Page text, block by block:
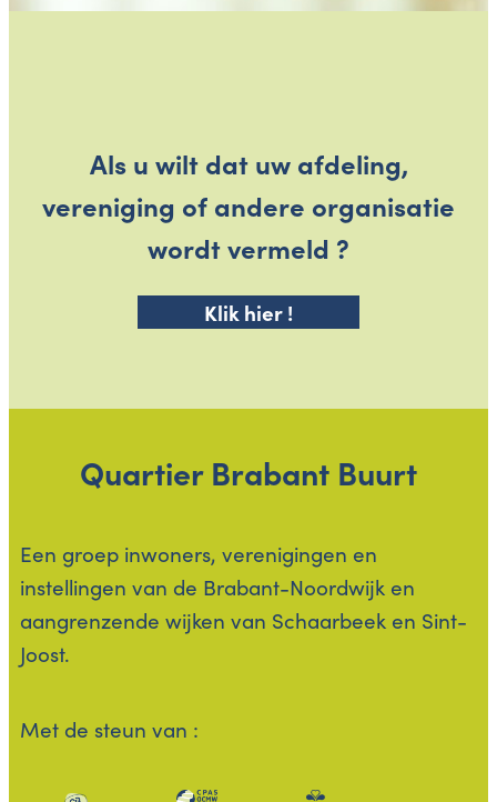
Als u wilt dat uw afdeling,
vereniging of andere organisatie
wordt vermeld ?
Klik hier !
Quartier Brabant Buurt
Een groep inwoners, verenigingen en
instellingen van de Brabant-Noordwijk en
aangrenzende wijken van Schaarbeek en Sint-
Joost.
Met de steun van :